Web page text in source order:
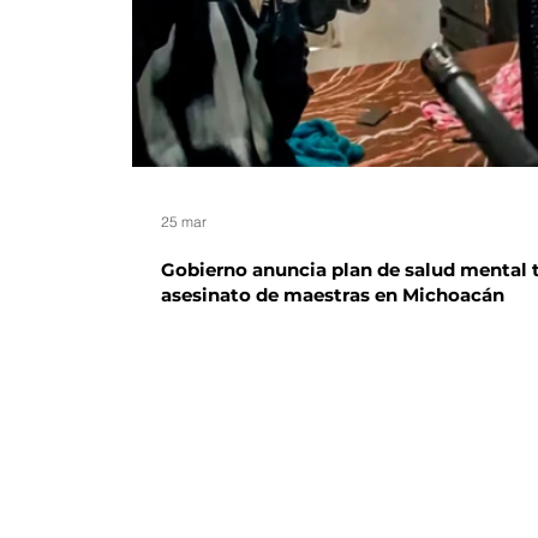
Gobierno anuncia plan de salud mental
asesinato de maestras en Michoacán
25 mar